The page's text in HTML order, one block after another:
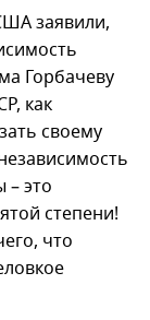
заявили,
Горбачеву
как
своему
– это
степени!
что